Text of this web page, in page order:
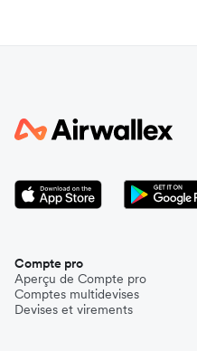
Compte pro
Aperçu de Compte pro
Comptes multidevises
Devises et virements